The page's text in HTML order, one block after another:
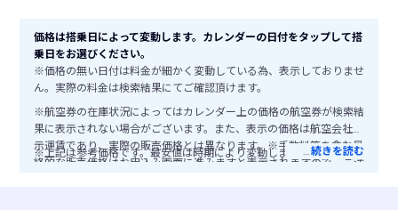
価格は搭乗日によって変動します。カレンダーの日付をタップして搭
乗日をお選びください。
※価格の無い日付は料金が細かく変動している為、表示しておりませ
ん。実際の料金は検索結果にてご確認頂けます。
※航空券の在庫状況によってはカレンダー上の価格の航空券が検索結
果に表示されない場合がございます。また、表示の価格は航空会社公
示運賃であり、実際の販売価格とは異なります。※手数料等を含む最
終的な販売価格はお申込み画面に進みますと表示されますので、ご注
※上記は参考価格です。最安値は時期により変動します。
…続きを読む